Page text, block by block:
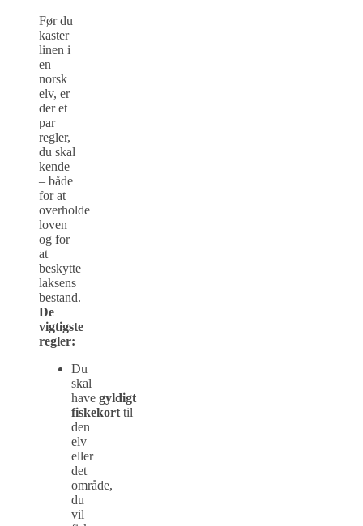
Før du
kaster
linen i
en
norsk
elv, er
der et
par
regler,
du skal
kende
– både
for at
overholde
loven
og for
at
beskytte
laksens
bestand.
De
vigtigste
regler:
Du
skal
have gyldigt
fiskekorttil
den
elv
eller
det
område,
du
vil